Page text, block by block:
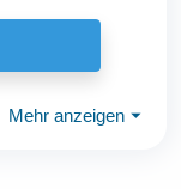
Mehr anzeigen ⏷